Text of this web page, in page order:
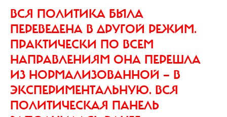
ВСЯ ПОЛИТИКА БЫЛА
ПЕРЕВЕДЕНА В ДРУГОЙ РЕЖИМ.
ПРАКТИЧЕСКИ ПО ВСЕМ
НАПРАВЛЕНИЯМ ОНА ПЕРЕШЛА
ИЗ НОРМАЛИЗОВАННОЙ — В
ЭКСПЕРИМЕНТАЛЬНУЮ. ВСЯ
ПОЛИТИЧЕСКАЯ ПАНЕЛЬ